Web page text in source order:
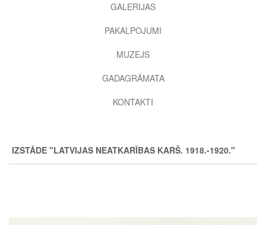
GALERIJAS
PAKALPOJUMI
MUZEJS
GADAGRĀMATA
KONTAKTI
IZSTĀDE "LATVIJAS NEATKARĪBAS KARŠ. 1918.-1920."